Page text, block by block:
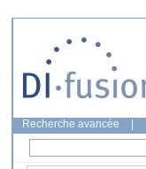
Recherche avancée